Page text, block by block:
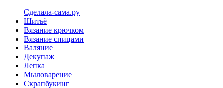
Сделала-сама.ру
Шитьё
Вязание крючком
Вязание спицами
Валяние
Декупаж
Лепка
Мыловарение
Скрапбукинг